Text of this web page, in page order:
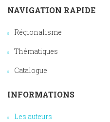
NAVIGATION RAPIDE
Régionalisme
Thématiques
Catalogue
INFORMATIONS
Les auteurs